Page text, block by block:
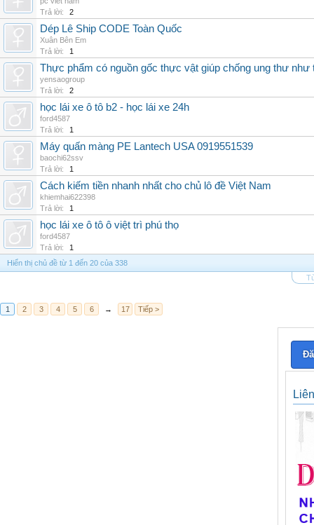
Trả lời:
2
Dép Lê Ship CODE Toàn Quốc
Xuân Bên Em
Trả lời:
1
Thực phẩm có nguồn gốc thực vật giúp chống ung thư như
yensaogroup
Trả lời:
2
học lái xe ô tô b2 - học lái xe 24h
ford4587
Trả lời:
1
Máy quấn màng PE Lantech USA 0919551539
baochi62ssv
Trả lời:
1
Cách kiếm tiền nhanh nhất cho chủ lô đề Việt Nam
khiemhai622398
Trả lời:
1
học lái xe ô tô ô việt trì phú thọ
ford4587
Trả lời:
1
Hiển thị chủ đề từ 1 đến 20 của 338
1 2 3 4 5 6 → 17 Tiếp >